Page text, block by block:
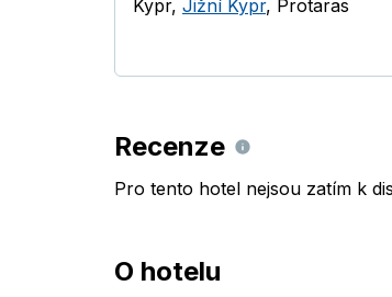
Kypr, Jižní Kypr, Protaras
Recenze
Pro tento hotel nejsou zatím k
O hotelu